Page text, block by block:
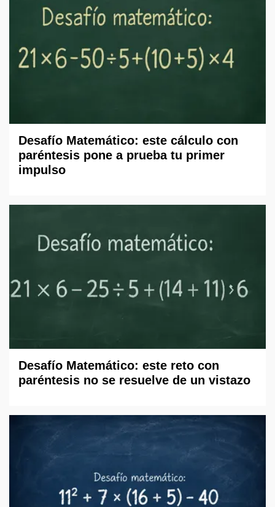
Desafío Matemático: este cálculo con
paréntesis pone a prueba tu primer
impulso
Desafío Matemático: este reto con
paréntesis no se resuelve de un vistazo